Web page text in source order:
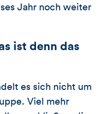
Jahr noch weiter
ist denn das
es sich nicht um
Viel mehr